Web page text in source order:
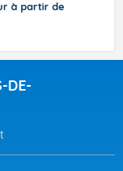
à partir de
DE-